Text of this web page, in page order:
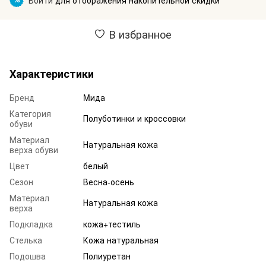
В избранное
Характеристики
Бренд
Mида
Категория
обуви
Полуботинки и кроссовки
Материал
верха обуви
Натуральная кожа
Цвет
белый
Сезон
Весна-осень
Материал
верха
Натуральная кожа
Подкладка
кожа+тестиль
Стелька
Кожа натуральная
Подошва
Полиуретан